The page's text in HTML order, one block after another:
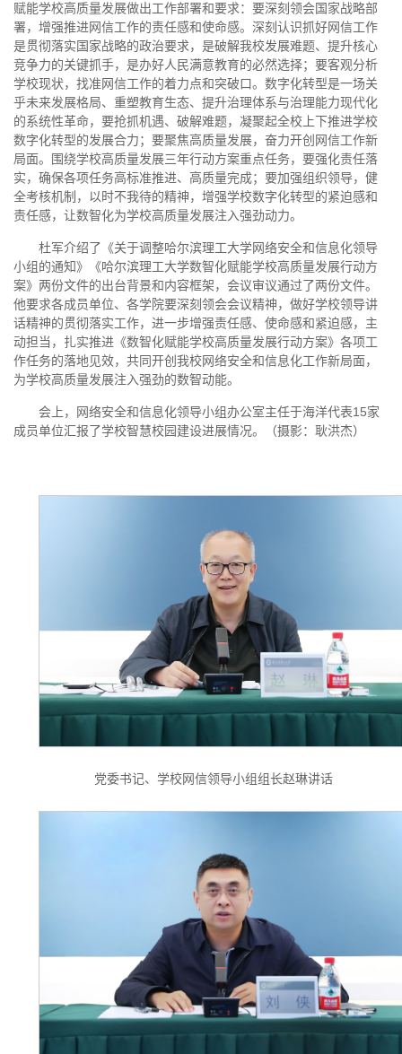
赋能学校高质量发展做出工作部署和要求：要深刻领会国家战略部
署，增强推进网信工作的责任感和使命感。深刻认识抓好网信工作
是贯彻落实国家战略的政治要求，是破解我校发展难题、提升核心
竞争力的关键抓手，是办好人民满意教育的必然选择；要客观分析
学校现状，找准网信工作的着力点和突破口。数字化转型是一场关
乎未来发展格局、重塑教育生态、提升治理体系与治理能力现代化
的系统性革命，要抢抓机遇、破解难题，凝聚起全校上下推进学校
数字化转型的发展合力；要聚焦高质量发展，奋力开创网信工作新
局面。围绕学校高质量发展三年行动方案重点任务，要强化责任落
实，确保各项任务高标准推进、高质量完成；要加强组织领导，健
全考核机制，以时不我待的精神，增强学校数字化转型的紧迫感和
责任感，让数智化为学校高质量发展注入强劲动力。
杜军介绍了《关于调整哈尔滨理工大学网络安全和信息化领导
小组的通知》《哈尔滨理工大学数智化赋能学校高质量发展行动方
案》两份文件的出台背景和内容框架，会议审议通过了两份文件。
他要求各成员单位、各学院要深刻领会会议精神，做好学校领导讲
话精神的贯彻落实工作，进一步增强责任感、使命感和紧迫感，主
动担当，扎实推进《数智化赋能学校高质量发展行动方案》各项工
作任务的落地见效，共同开创我校网络安全和信息化工作新局面，
为学校高质量发展注入强劲的数智动能。
会上，网络安全和信息化领导小组办公室主任于海洋代表15家
成员单位汇报了学校智慧校园建设进展情况。（摄影：耿洪杰）
党委书记、学校网信领导小组组长赵琳讲话